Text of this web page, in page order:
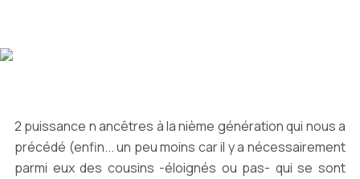
2 puissance n ancêtres à la nième génération qui nous a
précédé (enfin... un peu moins car il y a nécessairement
parmi eux des cousins -éloignés ou pas- qui se sont